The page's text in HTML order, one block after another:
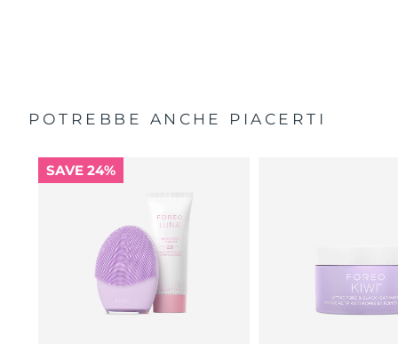
POTREBBE ANCHE PIACERTI
SAVE 24%